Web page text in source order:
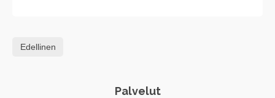
Edellinen
Palvelut